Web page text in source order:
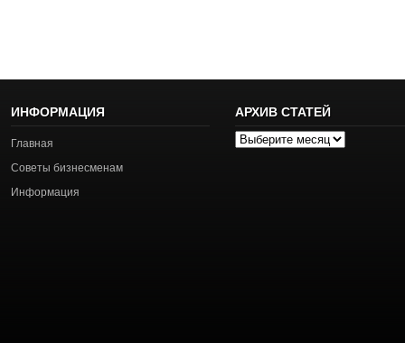
ИНФОРМАЦИЯ
Главная
Советы бизнесменам
Информация
АРХИВ СТАТЕЙ
Архив